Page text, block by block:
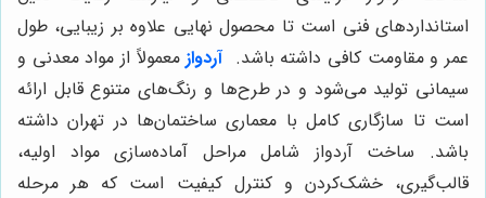
استانداردهای فنی است تا محصول نهایی علاوه بر زیبایی، طول
عمر و مقاومت کافی داشته باشد. آردواز معمولاً از مواد معدنی و
سیمانی تولید می‌شود و در طرح‌ها و رنگ‌های متنوع قابل ارائه
است تا سازگاری کامل با معماری ساختمان‌ها در تهران داشته
باشد. ساخت آردواز شامل مراحل آماده‌سازی مواد اولیه،
قالب‌گیری، خشک‌کردن و کنترل کیفیت است که هر مرحله